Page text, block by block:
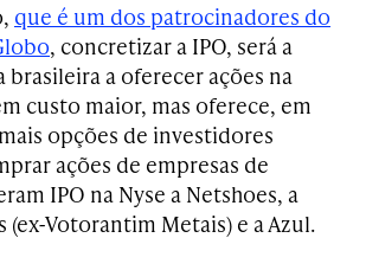
que é um dos patrocinadores do
, concretizar a IPO, será a
brasileira a oferecer ações na
custo maior, mas oferece, em
opções de investidores
ações de empresas de
IPO na Nyse a Netshoes, a
(ex-Votorantim Metais) e a Azul.